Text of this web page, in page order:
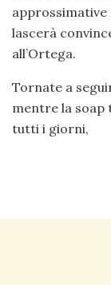
approssimative
lascerà
all’Ortega.
Tornate a
mentre la soap
tutti i giorni,